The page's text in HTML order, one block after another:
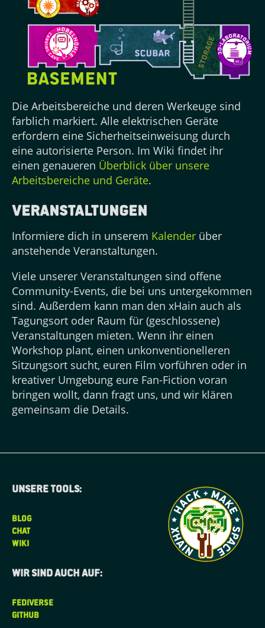
Die Arbeitsbereiche und deren Werkeuge sind
farblich markiert. Alle elektrischen Geräte
erfordern eine Sicherheitseinweisung durch
eine autorisierte Person. Im Wiki findet ihr
einen genaueren Überblick über unsere
Arbeitsbereiche und Geräte.
Veranstaltungen
Informiere dich in unserem Kalender über
anstehende Veranstaltungen.
Viele unserer Veranstaltungen sind offene
Community-Events, die bei uns untergekommen
sind. Außerdem kann man den xHain auch als
Tagungsort oder Raum für (geschlossene)
Veranstaltungen mieten. Wenn ihr einen
Workshop plant, einen unkonventionelleren
Sitzungsort sucht, euren Film vorführen oder in
kreativer Umgebung eure Fan-Fiction voran
bringen wollt, dann fragt uns, und wir klären
gemeinsam die Details.
Unsere tools:
BLOG
CHAT
WIKI
Wir sind auch auf:
FEDIVERSE
GITHUB